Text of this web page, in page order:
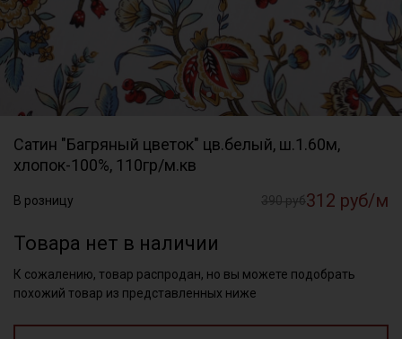
Сатин "Багряный цветок" цв.белый, ш.1.60м,
хлопок-100%, 110гр/м.кв
В розницу 390 руб312 руб/м
Товара нет в наличии
К сожалению, товар распродан, но вы можете подобрать
похожий товар из представленных ниже